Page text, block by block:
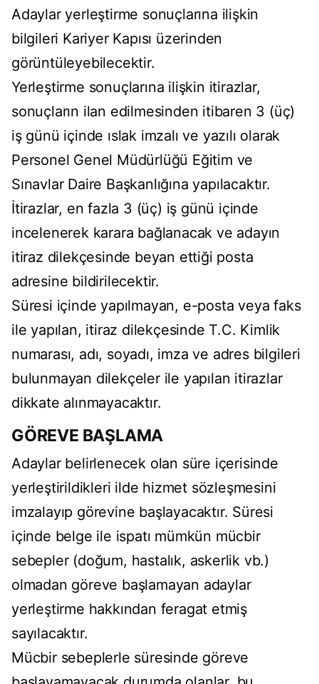
Adaylar yerleştirme sonuçlarına ilişkin
bilgileri Kariyer Kapısı üzerinden
görüntüleyebilecektir.
Yerleştirme sonuçlarına ilişkin itirazlar,
sonuçların ilan edilmesinden itibaren 3 (üç)
iş günü içinde ıslak imzalı ve yazılı olarak
Personel Genel Müdürlüğü Eğitim ve
Sınavlar Daire Başkanlığına yapılacaktır.
İtirazlar, en fazla 3 (üç) iş günü içinde
incelenerek karara bağlanacak ve adayın
itiraz dilekçesinde beyan ettiği posta
adresine bildirilecektir.
Süresi içinde yapılmayan, e-posta veya faks
ile yapılan, itiraz dilekçesinde T.C. Kimlik
numarası, adı, soyadı, imza ve adres bilgileri
bulunmayan dilekçeler ile yapılan itirazlar
dikkate alınmayacaktır.
GÖREVE BAŞLAMA
Adaylar belirlenecek olan süre içerisinde
yerleştirildikleri ilde hizmet sözleşmesini
imzalayıp görevine başlayacaktır. Süresi
içinde belge ile ispatı mümkün mücbir
sebepler (doğum, hastalık, askerlik vb.)
olmadan göreve başlamayan adaylar
yerleştirme hakkından feragat etmiş
sayılacaktır.
Mücbir sebeplerle süresinde göreve